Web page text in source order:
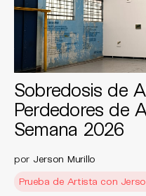
Sobredosis de
Perdedores de
Semana 2026
por Jerson Murillo
Prueba de Artista con